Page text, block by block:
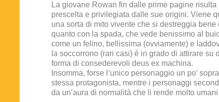
La giovane Rowan fin dalle prime pagine risulta
prescelta e privilegiata dalle sue origini. Viene
una sorta di mito vivente che si destreggia bene
quanto con la spada, che vede benissimo al
come un felino, bellissima (ovviamente) e
la soccorrono (rari casi) è in grado di attirare su
forma di consederevoli deus ex machina.
Insomma, forse l’unico personaggio un po’
stessa protagonista, mentre i personaggi
da un’aura di normalità che li rende molto